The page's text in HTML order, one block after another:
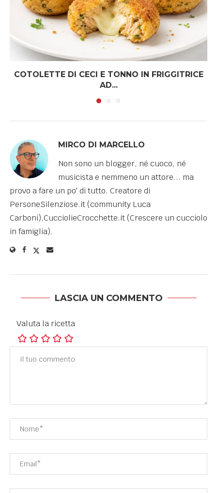
COTOLETTE DI CECI E TONNO IN FRIGGITRICE
AD...
MIRCO DI MARCELLO
Non sono un blogger, né cuoco, né
musicista e nemmeno un attore... ma
provo a fare un po' di tutto. Creatore di
PersoneSilenziose.it (community Luca
Carboni),CucciolieCrocchette.it (Crescere un cucciolo
in famiglia).
LASCIA UN COMMENTO
Valuta la ricetta